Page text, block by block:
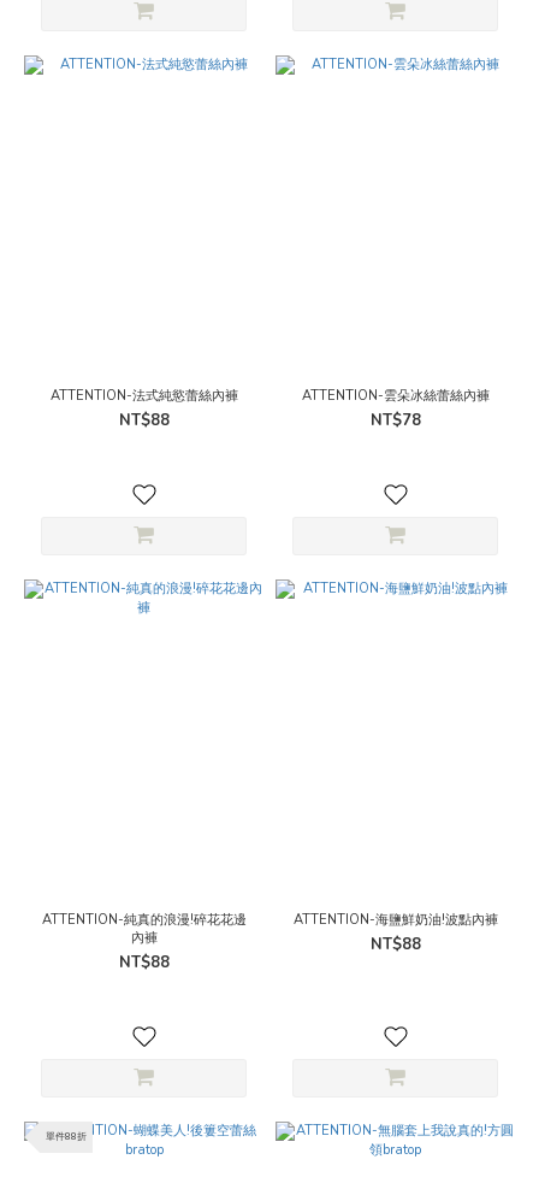
ATTENTION-法式純慾蕾絲內褲
NT$88
ATTENTION-雲朵冰絲蕾絲內褲
NT$78
ATTENTION-純真的浪漫!碎花花邊
內褲
NT$88
ATTENTION-海鹽鮮奶油!波點內褲
NT$88
單件88折